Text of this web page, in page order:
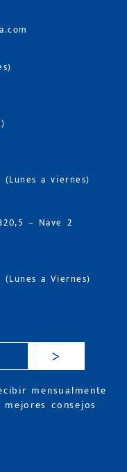
a viernes)
– Nave 2
a Viernes)
>
mensualmente
consejos